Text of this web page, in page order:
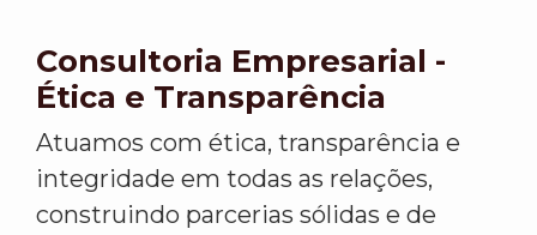
Consultoria Empresarial -
Ética e Transparência
Atuamos com ética, transparência e
integridade em todas as relações,
construindo parcerias sólidas e de